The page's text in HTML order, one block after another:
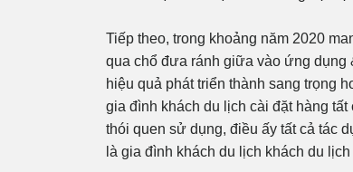
Tiếp theo, trong khoảng năm 2020
qua chổ đưa ránh giữa vào ứng dụng
hiệu quả phát triển thành sang trọng
gia đình khách du lịch cài đặt hàng
thói quen sử dụng, điều ấy tất cả tác
là gia đình khách du lịch khách du